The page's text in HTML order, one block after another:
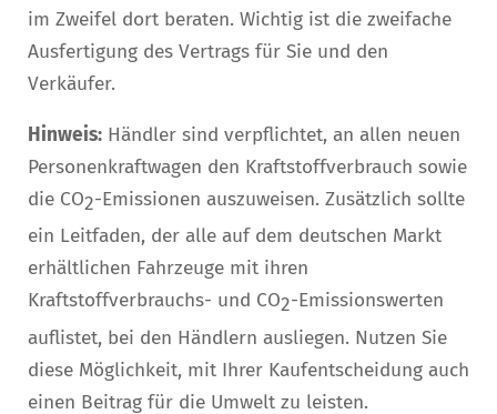
im Zweifel dort beraten. Wichtig ist die zweifache
Ausfertigung des Vertrags für Sie und den
Verkäufer.
Hinweis: Händler sind verpflichtet, an allen neuen
Personenkraftwagen den Kraftstoffverbrauch sowie
die CO2-Emissionen auszuweisen. Zusätzlich sollte
ein Leitfaden, der alle auf dem deutschen Markt
erhältlichen Fahrzeuge mit ihren
Kraftstoffverbrauchs- und CO2-Emissionswerten
auflistet, bei den Händlern ausliegen. Nutzen Sie
diese Möglichkeit, mit Ihrer Kaufentscheidung auch
einen Beitrag für die Umwelt zu leisten.